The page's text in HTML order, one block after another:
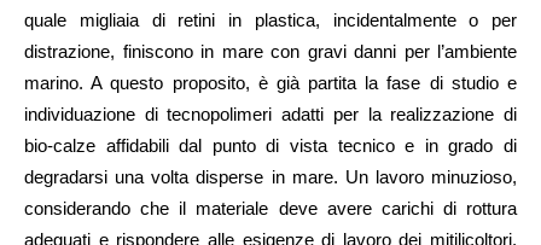
quale migliaia di retini in plastica, incidentalmente o per
distrazione, finiscono in mare con gravi danni per l’ambiente
marino. A questo proposito, è già partita la fase di studio e
individuazione di tecnopolimeri adatti per la realizzazione di
bio-calze affidabili dal punto di vista tecnico e in grado di
degradarsi una volta disperse in mare. Un lavoro minuzioso,
considerando che il materiale deve avere carichi di rottura
adeguati e rispondere alle esigenze di lavoro dei mitilicoltori.